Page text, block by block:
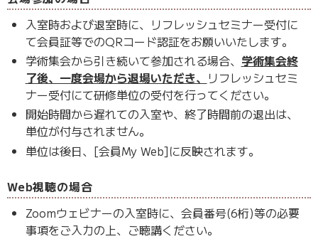
入室時および退室時に、リフレッシュセミナー受付に
て会員証等でのQRコード認証をお願いいたします。
学術集会から引き続いて参加される場合、 学術集会終
了後、一度会場から退場いただき、 リフレッシュセミ
ナー受付にて研修単位の受付を行ってください。
開始時間から遅れての入室や、終了時間前の退出は、
単位が付与されません。
単位は後日、[会員My Web]に反映されます。
Web視聴の場合
Zoomウェビナーの入室時に、会員番号(6桁)等の必要
事項をご入力の上、ご聴講ください。